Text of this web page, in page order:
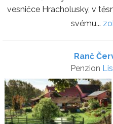
vesničce Hracholusky, v
svému...
Ranč
Penzion